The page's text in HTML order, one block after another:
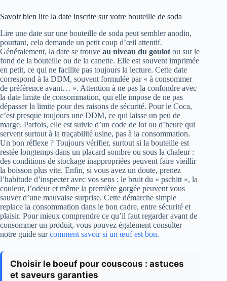
Savoir bien lire la date inscrite sur votre bouteille de soda
Lire une date sur une bouteille de soda peut sembler anodin,
pourtant, cela demande un petit coup d’œil attentif.
Généralement, la date se trouve au niveau du goulot ou sur le
fond de la bouteille ou de la canette. Elle est souvent imprimée
en petit, ce qui ne facilite pas toujours la lecture. Cette date
correspond à la DDM, souvent formulée par « à consommer
de préférence avant… ». Attention à ne pas la confondre avec
la date limite de consommation, qui elle impose de ne pas
dépasser la limite pour des raisons de sécurité. Pour le Coca,
c’est presque toujours une DDM, ce qui laisse un peu de
marge. Parfois, elle est suivie d’un code de lot ou d’heure qui
servent surtout à la traçabilité usine, pas à la consommation.
Un bon réflexe ? Toujours vérifier, surtout si la bouteille est
restée longtemps dans un placard sombre ou sous la chaleur :
des conditions de stockage inappropriées peuvent faire vieillir
la boisson plus vite. Enfin, si vous avez un doute, prenez
l’habitude d’inspecter avec vos sens : le bruit du « pschitt », la
couleur, l’odeur et même la première gorgée peuvent vous
sauver d’une mauvaise surprise. Cette démarche simple
replace la consommation dans le bon cadre, entre sécurité et
plaisir. Pour mieux comprendre ce qu’il faut regarder avant de
consommer un produit, vous pouvez également consulter
notre guide surcomment savoir si un œuf est bon.
Choisir le boeuf pour couscous : astuces
et saveurs garanties